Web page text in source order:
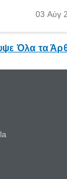
για λίγες μέρες
03 Αύγ
Όλα τα